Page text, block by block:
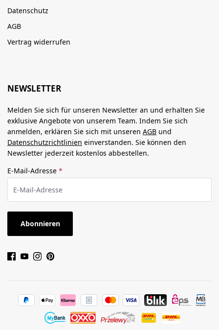
Datenschutz
AGB
Vertrag widerrufen
NEWSLETTER
Melden Sie sich für unseren Newsletter an und erhalten Sie
exklusive Angebote von unserem Team. Indem Sie sich
anmelden, erklären Sie sich mit unseren AGB und
Datenschutzrichtlinien einverstanden. Sie können den
Newsletter jederzeit kostenlos abbestellen.
E-Mail-Adresse *
Abonnieren